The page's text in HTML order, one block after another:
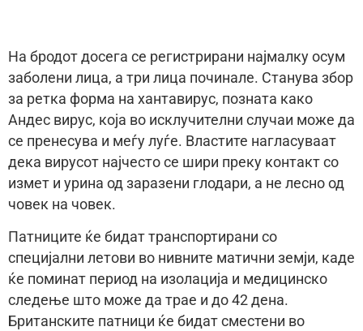
На бродот досега се регистрирани најмалку осум
заболени лица, а три лица починале. Станува збор
за ретка форма на хантавирус, позната како
Андес вирус, која во исклучителни случаи може да
се пренесува и меѓу луѓе. Властите нагласуваат
дека вирусот најчесто се шири преку контакт со
измет и урина од заразени глодари, а не лесно од
човек на човек.
Патниците ќе бидат транспортирани со
специјални летови во нивните матични земји, каде
ќе поминат период на изолација и медицинско
следење што може да трае и до 42 дена.
Британските патници ќе бидат сместени во